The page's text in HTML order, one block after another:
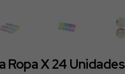
Ropa X 24 Unidades